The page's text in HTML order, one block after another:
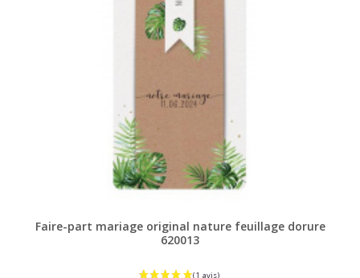
Faire-part mariage original nature feuillage dorure
620013